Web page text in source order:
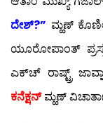
ದೇಶ್?” ಮ್ಹಣ್
ಯೂರೋಪಾಂತ್
ಎಕ್‍ಚ್ ರಾಷ್ಟ್ರ್
ಕನೆಕ್ಷನ್ಮ್ಹಣ್